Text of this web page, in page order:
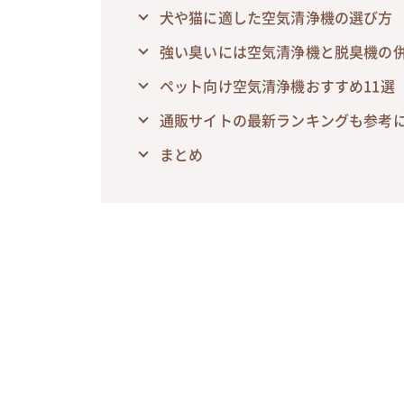
犬や猫に適した空気清浄機の選び方
強い臭いには空気清浄機と脱臭機の
ペット向け空気清浄機おすすめ11選
通販サイトの最新ランキングも参考
まとめ